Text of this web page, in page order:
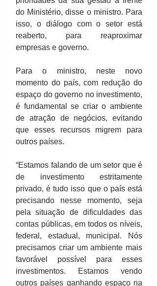
do Ministério, disse o ministro. Para
isso, o diálogo com o setor está
reaberto, para reaproximar
empresas e governo.
Para o ministro, neste novo
momento do país, com redução do
espaço do governo no investimento,
é fundamental se criar o ambiente
de atração de negócios, evitando
que esses recursos migrem para
outros países.
“Estamos falando de um setor que é
de investimento estritamente
privado, é tudo isso que o país está
precisando nesse momento, seja
pela situação de dificuldades das
contas públicas, em todos os níveis,
federal, estadual, municipal. Nós
precisamos criar um ambiente mais
favorável possível para esses
investimentos. Estamos vendo
outros países ganhando espaço na